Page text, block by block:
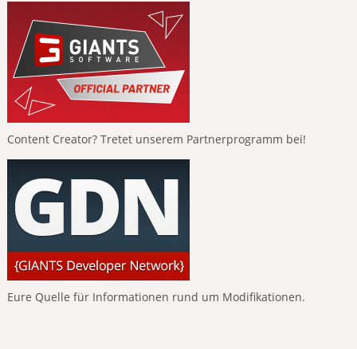
Content Creator? Tretet unserem Partnerprogramm bei!
Eure Quelle für Informationen rund um Modifikationen.